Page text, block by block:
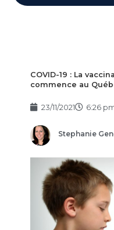
COVID-19 : La
commence au
23/11/2021 6:26
Stephanie